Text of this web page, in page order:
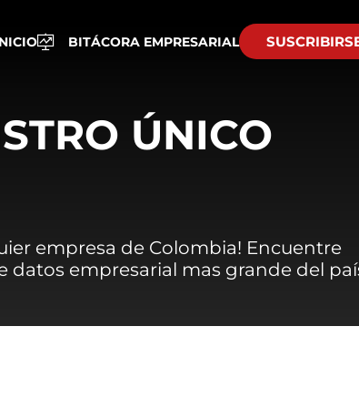
BITÁCORA EMPRESARIAL
ÚNICO
empresa de Colombia! Encuentre
datos empresarial mas grande del